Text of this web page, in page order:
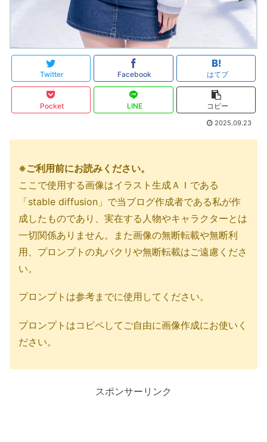
Twitter Facebook はてブ
Pocket LINE コピー
2025.09.23
※ご利用前にお読みください。
ここで使用する画像はイラスト生成ＡＩである
「stable diffusion」で当ブログ作成者である私が作
成したものであり、実在する人物やキャラクターとは
一切関係ありません。また画像の無断転載や無断利
用、プロンプトの丸パクリや無断転載はご遠慮くださ
い。
プロンプトは参考までに使用してください。
プロンプトはコピペしてご自由に画像作成にお使いく
ださい。
スポンサーリンク